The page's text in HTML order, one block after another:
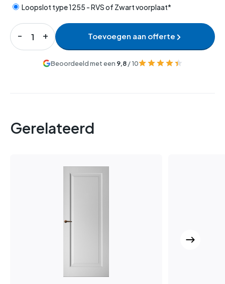
Loopslot type 1255 - RVS of Zwart voorplaat*
Toevoegen aan offerte
Beoordeeld met een 9,8/ 10
Gerelateerd